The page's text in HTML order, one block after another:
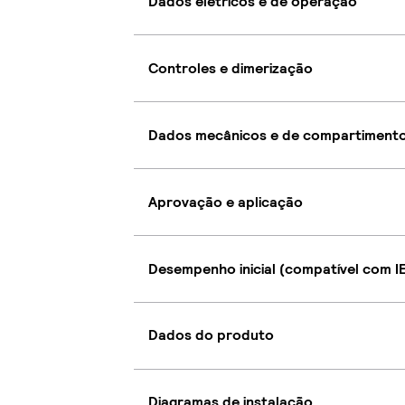
Controles e dimerização
Dados mecânicos e de
Aprovação e aplicação
Desempenho inicial (compatível com
Dados do produto